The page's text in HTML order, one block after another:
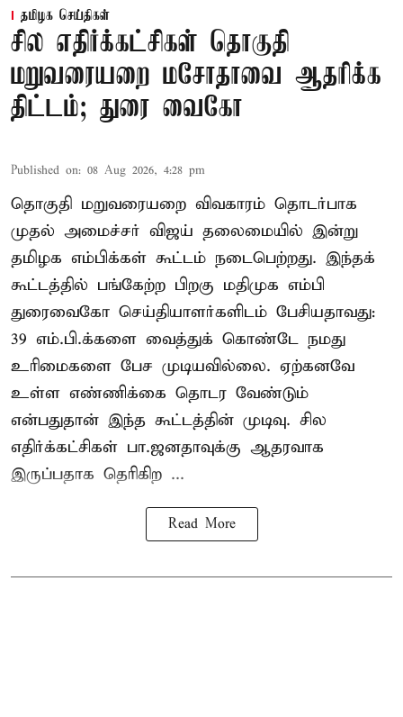
தமிழக செய்திகள்
சில எதிர்க்கட்சிகள் தொகுதி
மறுவரையறை மசோதாவை ஆதரிக்க
திட்டம்; துரை வைகோ
Published on: 08 Aug 2026, 4:28 pm
தொகுதி மறுவரையறை விவகாரம் தொடர்பாக
முதல் அமைச்சர் விஜய் தலைமையில் இன்று
தமிழக எம்பிக்கள் கூட்டம் நடைபெற்றது. இந்தக்
கூட்டத்தில் பங்கேற்ற பிறகு மதிமுக எம்பி
துரைவைகோ செய்தியாளர்களிடம் பேசியதாவது:
39 எம்.பி.க்களை வைத்துக் கொண்டே நமது
உரிமைகளை பேச முடியவில்லை. ஏற்கனவே
உள்ள எண்ணிக்கை தொடர வேண்டும்
என்பதுதான் இந்த கூட்டத்தின் முடிவு. சில
எதிர்க்கட்சிகள் பா.ஜனதாவுக்கு ஆதரவாக
இருப்பதாக தெரிகிற ...
Read More